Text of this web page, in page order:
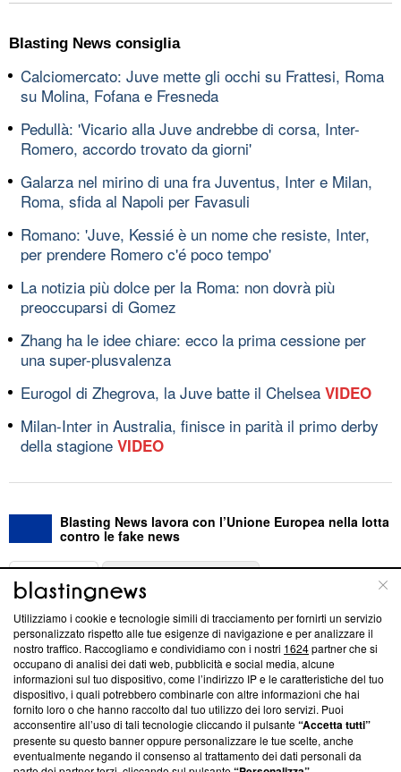
Blasting News consiglia
Calciomercato: Juve mette gli occhi su Frattesi, Roma
su Molina, Fofana e Fresneda
Pedullà: 'Vicario alla Juve andrebbe di corsa, Inter-
Romero, accordo trovato da giorni'
Galarza nel mirino di una fra Juventus, Inter e Milan,
Roma, sfida al Napoli per Favasuli
Romano: 'Juve, Kessié è un nome che resiste, Inter,
per prendere Romero c'é poco tempo'
La notizia più dolce per la Roma: non dovrà più
preoccuparsi di Gomez
Zhang ha le idee chiare: ecco la prima cessione per
una super-plusvalenza
Eurogol di Zhegrova, la Juve batte il Chelsea VIDEO
Milan-Inter in Australia, finisce in parità il primo derby
della stagione VIDEO
Blasting News lavora con l’Unione Europea nella lotta
contro le fake news
ABOUT
Questa sezione offre informazioni trasparenti su Blasting
News, sui nostri processi editoriali e su come ci impegniamo a
creare news di qualità. Inoltre, afferma la nostra aderenza a
‘Trust Project - News with Integrity’Blasting News non è
ancora membro del programma, ma ha richiesto di farne
parte; Trust Project non ha ancora effettuato una verifica di
conformità agli standard.
Utilizziamo i cookie e tecnologie simili di tracciamento per fornirti un servizio
personalizzato rispetto alle tue esigenze di navigazione e per analizzare il
nostro traffico. Raccogliamo e condividiamo con i nostri 1624partner che si
occupano di analisi dei dati web, pubblicità e social media, alcune
informazioni sul tuo dispositivo, come l’indirizzo IP e le caratteristiche del tuo
dispositivo, i quali potrebbero combinarle con altre informazioni che hai
fornito loro o che hanno raccolto dal tuo utilizzo dei loro servizi. Puoi
acconsentire all’uso di tali tecnologie cliccando il pulsante“Accetta tutti”
presente su questo banner oppure personalizzare le tue scelte, anche
eventualmente negando il consenso al trattamento dei dati personali da